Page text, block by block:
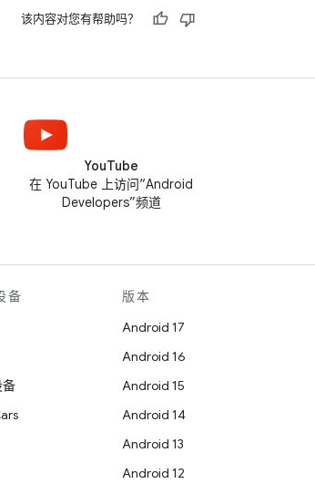
该内容对您有帮助吗？
YouTube
在 YouTube 上访问“Android
Developers”频道
备
版本
Android 17
Android 16
Android 15
Android 14
Android 13
Android 12